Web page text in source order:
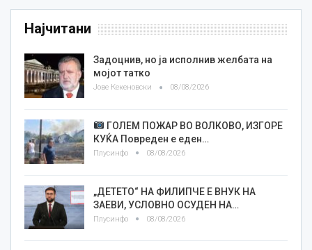
Најчитани
Задоцнив, но ја исполнив желбата на
мојот татко
Јове Кекеновски 08/08/2026
ГОЛЕМ ПОЖАР ВО ВОЛКОВО, ИЗГОРЕ
КУЌА Повреден е еден…
Плусинфо 08/08/2026
„ДЕТЕТО“ НА ФИЛИПЧЕ Е ВНУК НА
ЗАЕВИ, УСЛОВНО ОСУДЕН НА…
Плусинфо 08/08/2026